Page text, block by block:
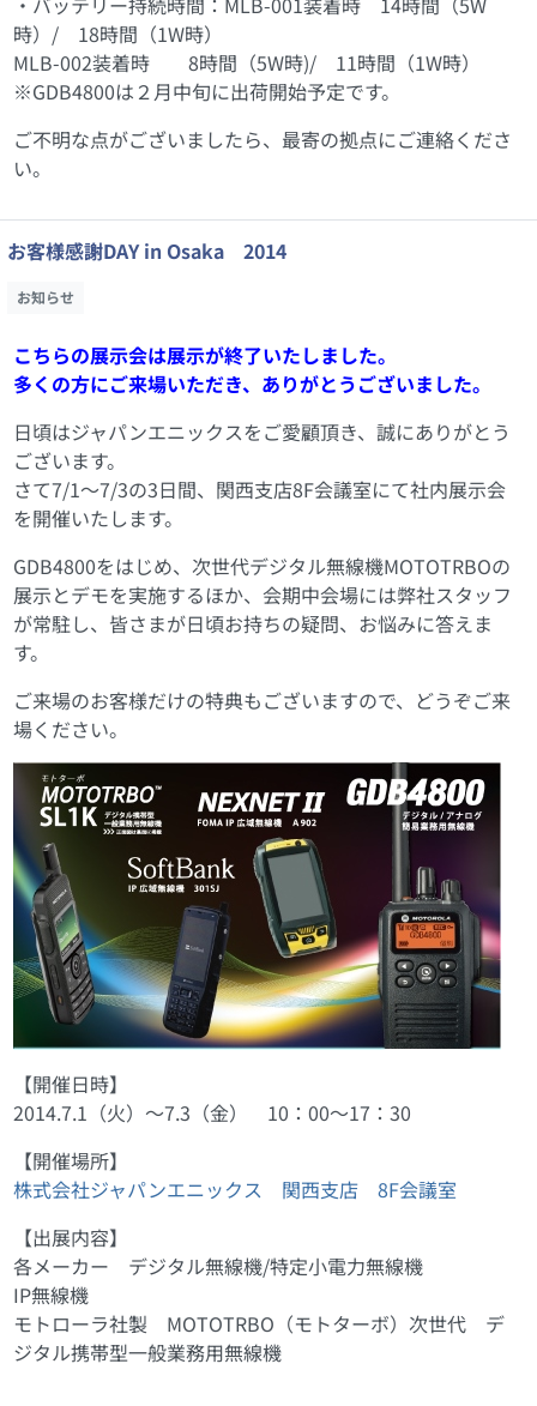
時）/ 18時間（1W時）
MLB-002装着時 8時間（5W時)/ 11時間（1W時）
※GDB4800は２月中旬に出荷開始予定です。
ご不明な点がございましたら、最寄の拠点にご連絡くださ
い。
お客様感謝DAY in Osaka 2014
お知らせ
こちらの展示会は展示が終了いたしました。
多くの方にご来場いただき、ありがとうございました。
日頃はジャパンエニックスをご愛顧頂き、誠にありがとう
ございます。
さて7/1～7/3の3日間、関西支店8F会議室にて社内展示会
を開催いたします。
GDB4800をはじめ、次世代デジタル無線機MOTOTRBOの
展示とデモを実施するほか、会期中会場には弊社スタッフ
が常駐し、皆さまが日頃お持ちの疑問、お悩みに答えま
す。
ご来場のお客様だけの特典もございますので、どうぞご来
場ください。
【開催日時】
2014.7.1（火）～7.3（金） 10：00～17：30
【開催場所】
株式会社ジャパンエニックス 関西支店 8F会議室
【出展内容】
各メーカー デジタル無線機/特定小電力無線機
IP無線機
モトローラ社製 MOTOTRBO（モトターボ）次世代 デ
ジタル携帯型一般業務用無線機